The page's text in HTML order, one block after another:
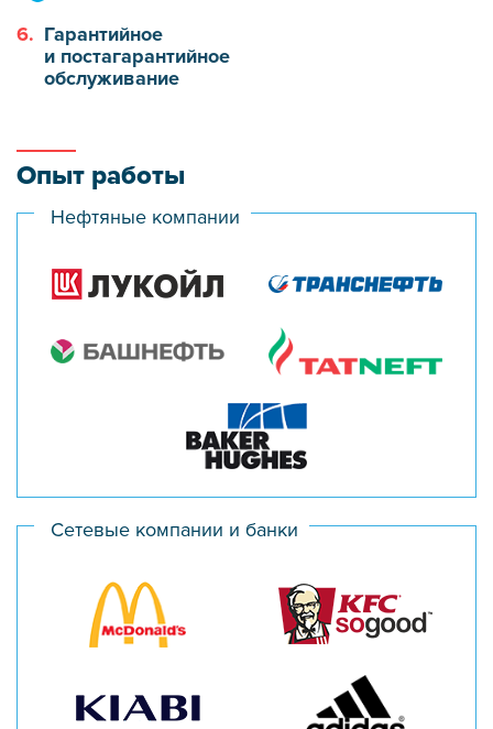
6. Гарантийное
и постагарантийное
обслуживание
Опыт работы
Нефтяные компании
Сетевые компании и банки